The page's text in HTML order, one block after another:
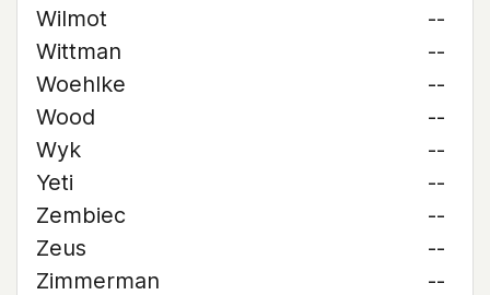
Wilmot
--
Wittman
--
Woehlke
--
Wood
--
Wyk
--
Yeti
--
Zembiec
--
Zeus
--
Zimmerman
--